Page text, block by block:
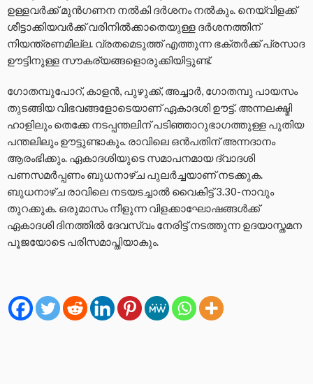
ഉള്ളവർക്ക് മുൻഗണന നൽകി ദർശനം നൽകും. നെയ്വിളക്ക്
ശീട്ടാക്കിയവർക്ക് വരിനിൽക്കാതെയുള്ള ദർശനത്തിന്
നിയന്ത്രണമില്ല. വ്രതമെടുത്ത് എത്തുന്ന ഭക്തർക്ക് പ്രസാദ
ഊട്ടിനുള്ള സൗകര്യങ്ങളൊരുക്കിയിട്ടുണ്ട്.
ഗോതമ്പുപോറ്, കാളൻ, പുഴുക്ക്, അച്ചാർ, ഗോതമ്പു പായസം
തുടങ്ങിയ വിഭവങ്ങളോടെയാണ് ഏകാദശി ഊട്ട്. അന്നലക്ഷ്മി
ഹാളിലും തെക്കേ നടപ്പന്തലിന് പടിഞ്ഞാറുഭാഗത്തുള്ള പുതിയ
പന്തലിലും ഊട്ടുണ്ടാകും. രാവിലെ ഒൻപതിന് അന്നദാനം
ആരംഭിക്കും. ഏകാദശിയുടെ സമാപനമായ ദ്വാദശി
പണസമർപ്പണം ബുധനാഴ്ച പുലർച്ചയാണ് നടക്കുക.
ബുധനാഴ്ച രാവിലെ നടയടച്ചാൽ വൈകിട്ട് 3.30-നാവും
തുറക്കുക. ഒരുമാസം നീളുന്ന വിളക്കാഘോഷങ്ങൾക്ക്
ഏകാദശി ദിനത്തിൽ ദേവസ്വം നേരിട്ട് നടത്തുന്ന ഉദയാസ്തമന
പൂജയോടെ പരിസമാപ്തിയാകും.